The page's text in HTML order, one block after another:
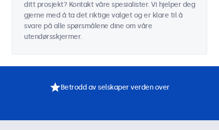
ditt prosjekt? Kontakt våre spesialister. Vi hjelper deg
gjerne med å ta det riktige valget og er klare til å
svare på alle spørsmålene dine om våre
utendørsskjermer.
Betrodd av selskaper verden over